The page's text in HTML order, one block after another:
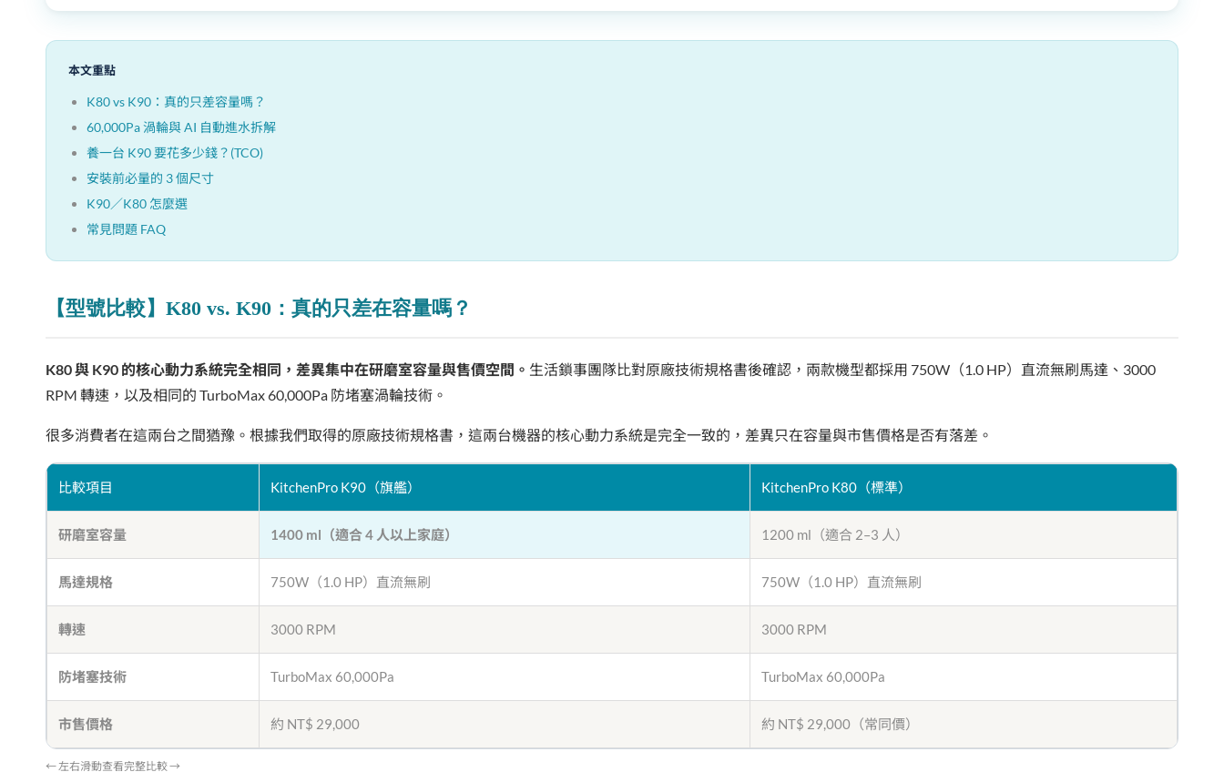
本文重點
K80 vs K90：真的只差容量嗎？
60,000Pa 渦輪與 AI 自動進水拆解
養一台 K90 要花多少錢？(TCO)
安裝前必量的 3 個尺寸
K90／K80 怎麼選
常見問題 FAQ
【型號比較】K80 vs. K90：真的只差在容量嗎？
K80 與 K90 的核心動力系統完全相同，差異集中在研磨室容量與售價空間。 生活鎖事團隊比對原廠技術規格書後確認，兩款機型都採用 750W（1.0 HP）直流無刷馬達、3000
RPM 轉速，以及相同的 TurboMax 60,000Pa 防堵塞渦輪技術。
很多消費者在這兩台之間猶豫。根據我們取得的原廠技術規格書，這兩台機器的核心動力系統是完全一致的，差異只在容量與市售價格是否有落差。
比較項目 KitchenPro K90（旗艦） KitchenPro K80（標準）
研磨室容量 1400 ml（適合 4 人以上家庭） 1200 ml（適合 2–3 人）
馬達規格 750W（1.0 HP）直流無刷 750W（1.0 HP）直流無刷
轉速 3000 RPM 3000 RPM
防堵塞技術 TurboMax 60,000Pa TurboMax 60,000Pa
市售價格 約 NT$ 29,000 約 NT$ 29,000（常同價）
← 左右滑動查看完整比較 →